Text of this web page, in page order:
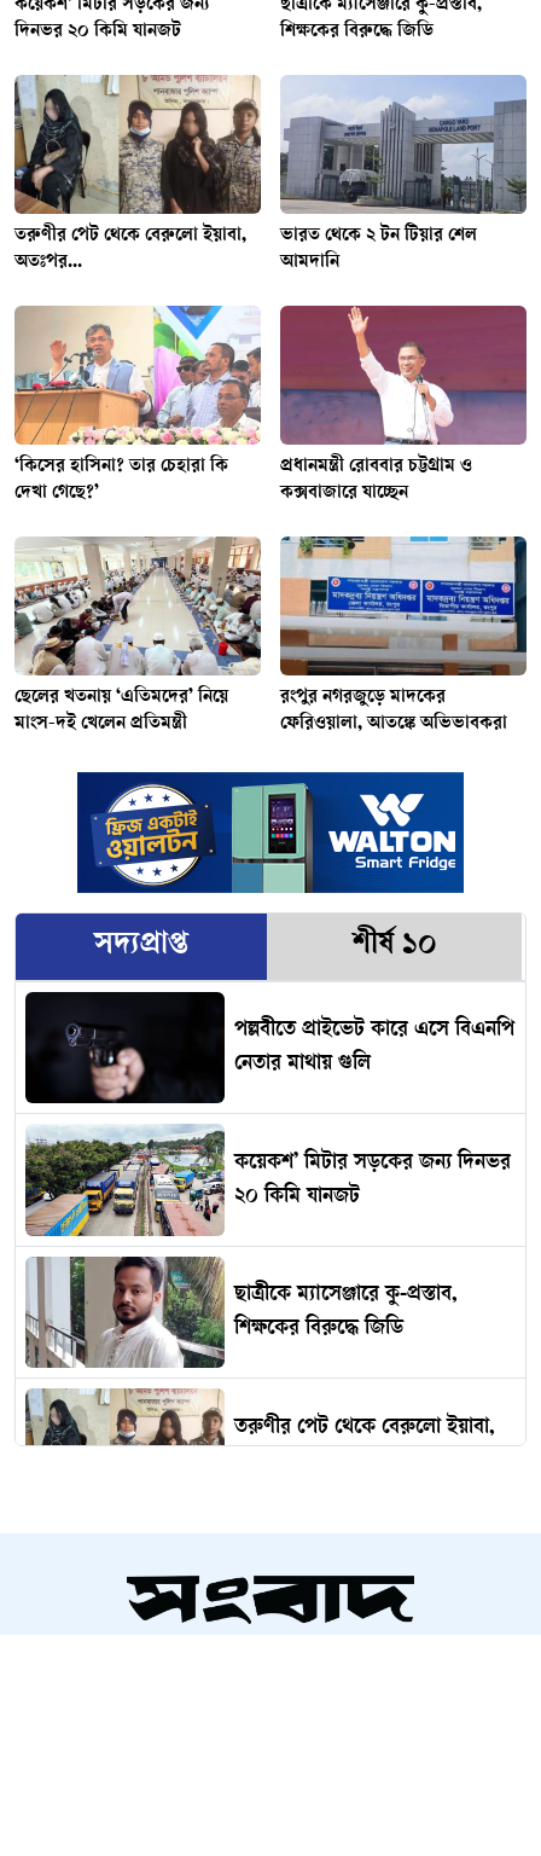
কয়েকশ’ মিটার সড়কের জন্য
দিনভর ২০ কিমি যানজট
ছাত্রীকে ম্যাসেঞ্জারে কু-প্রস্তাব,
শিক্ষকের বিরুদ্ধে জিডি
তরুণীর পেট থেকে বেরুলো ইয়াবা,
অতঃপর...
ভারত থেকে ২ টন টিয়ার শেল
আমদানি
‘কিসের হাসিনা? তার চেহারা কি
দেখা গেছে?’
প্রধানমন্ত্রী রোববার চট্টগ্রাম ও
কক্সবাজারে যাচ্ছেন
ছেলের খতনায় ‘এতিমদের’ নিয়ে
মাংস-দই খেলেন প্রতিমন্ত্রী
রংপুর নগরজুড়ে মাদকের
ফেরিওয়ালা, আতঙ্কে অভিভাবকরা
সদ্যপ্রাপ্ত শীর্ষ ১০
পল্লবীতে প্রাইভেট কারে এসে বিএনপি
নেতার মাথায় গুলি
কয়েকশ’ মিটার সড়কের জন্য দিনভর
২০ কিমি যানজট
ছাত্রীকে ম্যাসেঞ্জারে কু-প্রস্তাব,
শিক্ষকের বিরুদ্ধে জিডি
তরুণীর পেট থেকে বেরুলো ইয়াবা,
আমদানি